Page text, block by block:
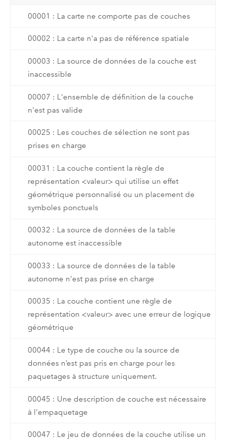
00001 : La carte ne comporte pas de couches
00002 : La carte n'a pas de référence spatiale
00003 : La source de données de la couche est
inaccessible
00007 : L'ensemble de définition de la couche
n'est pas valide
00025 : Les couches de sélection ne sont pas
prises en charge
00031 : La couche contient la règle de
représentation <valeur> qui utilise un effet
géométrique personnalisé ou un placement de
symboles ponctuels
00032 : La source de données de la table
autonome est inaccessible
00033 : La source de données de la table
autonome n'est pas prise en charge
00035 : La couche contient une règle de
représentation <valeur> avec une erreur de logique
géométrique
00044 : Le type de couche ou la source de
données n’est pas pris en charge pour les
paquetages à structure uniquement.
00045 : Une description de couche est nécessaire
à l'empaquetage
00047 : Le jeu de données de la couche utilise un